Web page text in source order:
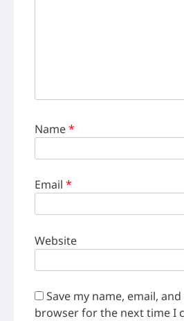
Name*
Email *
Website
Save my name, email,
browser for the next time I